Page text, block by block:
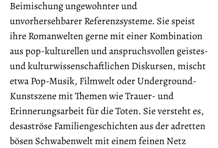
Beimischung ungewohnter und
unvorhersehbarer Referenz­systeme. Sie speist
ihre Romanwelten gerne mit einer Kombination
aus pop-kulturellen und anspruchsvollen geistes-
und kulturwissenschaftlichen Diskursen, mischt
etwa Pop-Musik, Filmwelt oder Underground-
Kunstszene mit Themen wie Trauer- und
Erinnerungsarbeit für die Toten. Sie versteht es,
desaströse Familiengeschichten aus der adretten
bösen Schwabenwelt mit einem feinen Netz